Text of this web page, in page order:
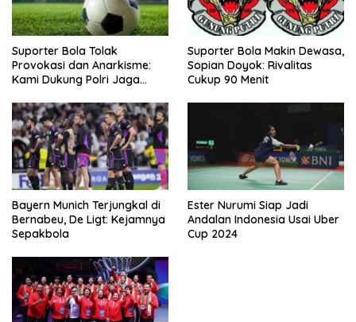
Suporter Bola Tolak
Provokasi dan Anarkisme:
Kami Dukung Polri Jaga
Suporter Bola Makin Dewasa,
Sopian Doyok: Rivalitas
Cukup 90 Menit
Bayern Munich Terjungkal di
Bernabeu, De Ligt: Kejamnya
Sepakbola
Ester Nurumi Siap Jadi
Andalan Indonesia Usai Uber
Cup 2024